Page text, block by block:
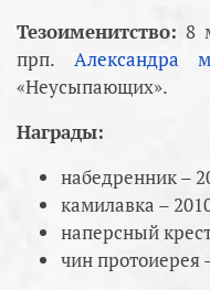
Тезоименитство: 8
прп. Александра
«Неусыпающих».
Награды:
набедренник –
камилавка –
наперсный
чин протоиерея